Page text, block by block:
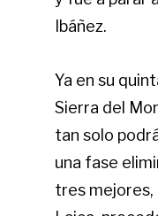
Ibáñez.
Ya en su
Sierra del
tan solo
una fase
tres mejores,